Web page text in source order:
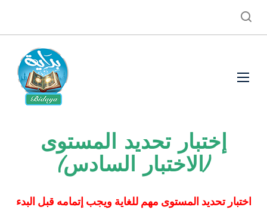
إختبار تحديد المستوى
(الاختبار السادس)
اختبار تحديد المستوى مهم للغاية ويجب إتمامه قبل البدء